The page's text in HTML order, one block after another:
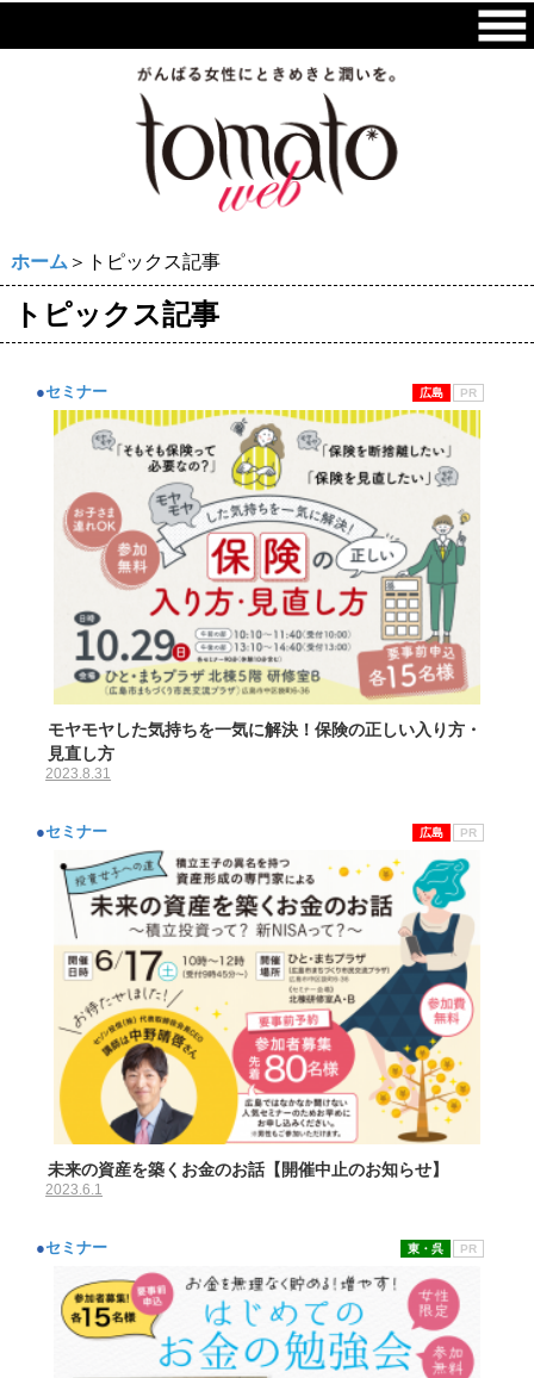
ホーム ＞トピックス記事
トピックス記事
●セミナー PR
広島
モヤモヤした気持ちを一気に解決！保険の正しい入り方・
見直し方
2023.8.31
●セミナー PR
広島
未来の資産を築くお金のお話【開催中止のお知らせ】
2023.6.1
●セミナー PR
東・呉